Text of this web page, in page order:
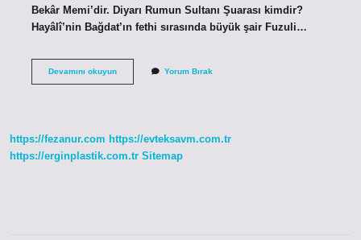
Bekâr Memi’dir. Diyarı Rumun Sultanı Şuarası kimdir?
Hayâlî’nin Bağdat’ın fethi sırasında büyük şair Fuzuli…
Devamını okuyunIlk
Yorum Bırak
https://fezanur.com https://evteksavm.com.tr
https://erginplastik.com.tr Sitemap